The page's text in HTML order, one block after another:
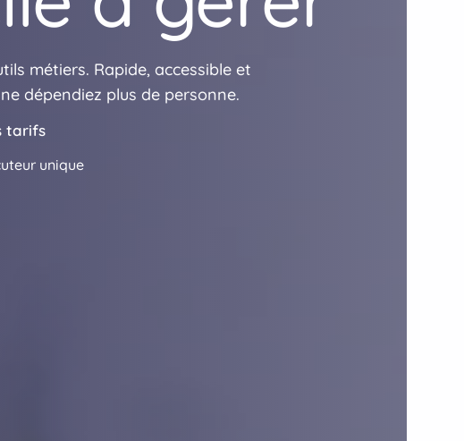
métiers. Rapide, accessible et
dépendiez plus de personne.
tarifs
unique